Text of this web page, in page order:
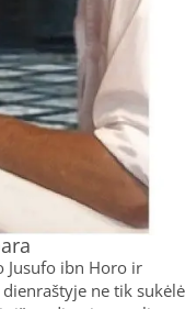
Jusufo ibn Horo ir
ne tik sukėlė